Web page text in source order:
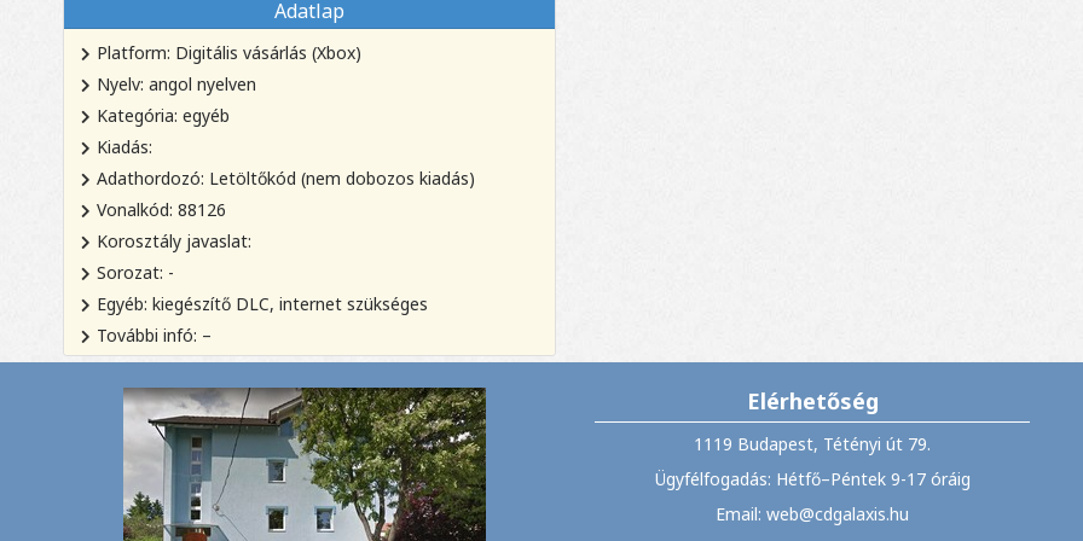
Adatlap
Platform: Digitális vásárlás (Xbox)
Nyelv: angol nyelven
Kategória: egyéb
Kiadás:
Adathordozó: Letöltőkód (nem dobozos kiadás)
Vonalkód: 88126
Korosztály javaslat:
Sorozat: -
Egyéb: kiegészítő DLC, internet szükséges
További infó: –
Elérhetőség
1119 Budapest, Tétényi út 79.
Ügyfélfogadás: Hétfő–Péntek 9-17 óráig
Email: web@cdgalaxis.hu